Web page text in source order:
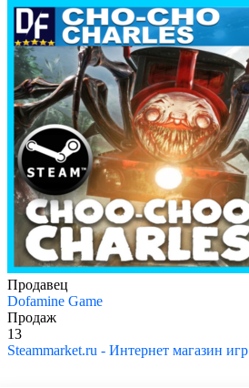
Продавец
Dofamine Game
Продаж
13
Steammarket.ru - Интернет магазин игр